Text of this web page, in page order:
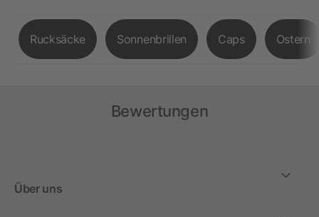
Rucksäcke Sonnenbrillen Caps Ostern
Bewertungen
Über uns